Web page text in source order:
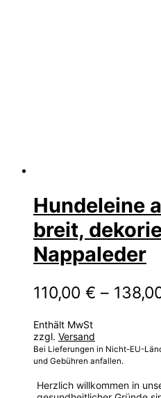
Hundeleine
breit,
Nappaleder
110,00 € –
Enthält MwSt
zzgl. Versand
Bei Lieferungen in Nicht-EU-
und Gebühren anfallen.
Herzlich willkommen in